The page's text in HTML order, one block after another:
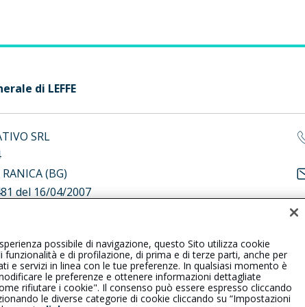
di LEFFE
SRL
(BG)
del 16/04/2007
| Il Gruppo Generali | Reclami | Note
possibile di navigazione, questo Sito utilizza cookie
e di profilazione, di prima e di terze parti, anche per
e servizi in linea con le tue preferenze. In qualsiasi momento è
le preferenze e ottenere informazioni dettagliate
rifiutare i cookie". Il consenso può essere espresso cliccando
le diverse categorie di cookie cliccando su “Impostazioni